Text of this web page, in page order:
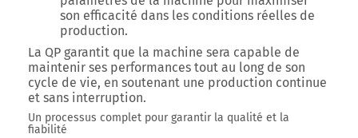
son efficacité dans les conditions réelles de
production.
La QP garantit que la machine sera capable de
maintenir ses performances tout au long de son
cycle de vie, en soutenant une production continue
et sans interruption.
Un processus complet pour garantir la qualité et la
fiabilité